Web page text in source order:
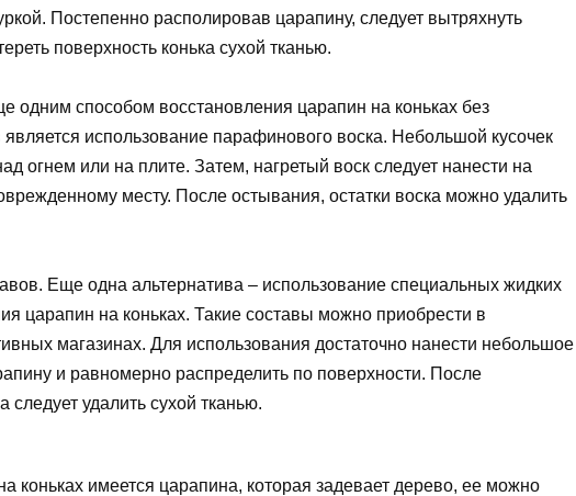
Постепенно располировав царапину, следует вытряхнуть
поверхность конька сухой тканью.
одним способом восстановления царапин на коньках без
использование парафинового воска. Небольшой кусочек
огнем или на плите. Затем, нагретый воск следует нанести на
месту. После остывания, остатки воска можно удалить
Еще одна альтернатива – использование специальных жидких
царапин на коньках. Такие составы можно приобрести в
магазинах. Для использования достаточно нанести небольшое
и равномерно распределить по поверхности. После
удалить сухой тканью.
коньках имеется царапина, которая задевает дерево, ее можно